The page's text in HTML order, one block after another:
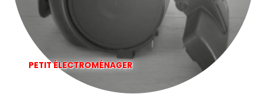
PETIT ÉLECTROMÉNAGER